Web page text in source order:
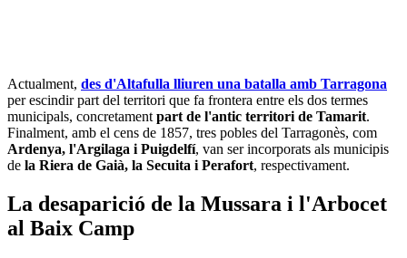
Actualment, des d'Altafulla lliuren una batalla amb Tarragona
per escindir part del territori que fa frontera entre els dos termes
municipals, concretamentpart de l'antic territori de Tamarit.
Finalment, amb el cens de 1857, tres pobles del Tarragonès, com
Ardenya, l'Argilaga i Puigdelfí, van ser incorporats als municipis
de la Riera de Gaià, la Secuita i Perafort, respectivament.
La desaparició de la Mussara i l'Arbocet
al Baix Camp